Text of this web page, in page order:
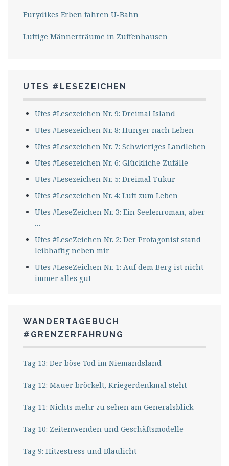
Eurydikes Erben fahren U-Bahn
Luftige Männerträume in Zuffenhausen
UTES #LESEZEICHEN
Utes #Lesezeichen Nr. 9: Dreimal Island
Utes #Lesezeichen Nr. 8: Hunger nach Leben
Utes #Lesezeichen Nr. 7: Schwieriges Landleben
Utes #Lesezeichen Nr. 6: Glückliche Zufälle
Utes #Lesezeichen Nr. 5: Dreimal Tukur
Utes #Lesezeichen Nr. 4: Luft zum Leben
Utes #LeseZeichen Nr. 3: Ein Seelenroman, aber
…
Utes #LeseZeichen Nr. 2: Der Protagonist stand
leibhaftig neben mir
Utes #LeseZeichen Nr. 1: Auf dem Berg ist nicht
immer alles gut
WANDERTAGEBUCH
#GRENZERFAHRUNG
Tag 13: Der böse Tod im Niemandsland
Tag 12: Mauer bröckelt, Kriegerdenkmal steht
Tag 11: Nichts mehr zu sehen am Generalsblick
Tag 10: Zeitenwenden und Geschäftsmodelle
Tag 9: Hitzestress und Blaulicht